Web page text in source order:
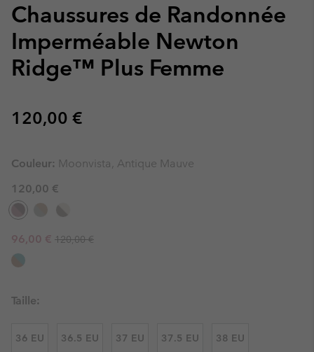
Chaussures de Randonnée
Imperméable Newton
Ridge™ Plus Femme
Regular price:
120,00 €
Couleur: Moonvista, Antique Mauve
120,00 €
Sale price:
96,00 € Regular price:
120,00 €
Taille:
36 EU 36.5 EU 37 EU 37.5 EU 38 EU